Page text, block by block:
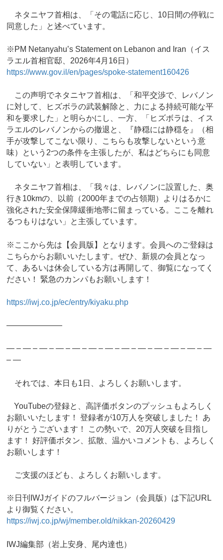
ネタニヤフ首相は、「その電話に応じ、10日間の停戦に
同意した」と述べています。
※PM Netanyahu’s Statement on Lebanon and Iran（イス
ラエル首相官邸、2026年4月16日）
https://www.gov.il/en/pages/spoke-statement160426
この声明でネタニヤフ首相は、「和平交渉で、レバノン
に対して、ヒズボラの武装解除と、力による持続可能な平
和を要求した」と明らかにし、一方、「ヒズボラは、イス
ラエルのレバノンからの撤退と、『静穏には静穏を』（相
手が攻撃してこない限り、こちらも攻撃しないという意
味）という2つの条件を主張したが、私はどちらにも同意
していない」と表明しています。
ネタニヤフ首相は、「我々は、レバノンに設置した、奥
行き10kmの、以前（2000年までの占領期）よりはるかに
強化された安全保障緩衝地帯に留まっている。ここを離れ
るつもりはない」と主張しています。
※ここから先は【会員版】となります。会員へのご登録は
こちらからお願いいたします。ぜひ、新規の会員となっ
て、あるいは休会している方は再開して、御覧になってく
ださい！ 緊急のカンパもお願いします！
https://iwj.co.jp/ec/entry/kiyaku.php
―――――――
― – ― – ― – ― – ― – ― – ― – ― – ― – ― – ― – ― – ―
– ―
それでは、本日も1日、よろしくお願いします。
YouTubeの登録と、高評価ボタンのプッシュもよろしく
お願いいたします！ 登録者が10万人を突破しました！ あ
りがとうございます！ この勢いで、20万人突破を目指し
ます！ 好評価ボタン、拡散、温かいコメントも、よろしく
お願いします！
ご支援のほども、よろしくお願いします。
※日刊IWJガイドのフルバージョン（会員版）は下記URL
より御覧ください。
https://iwj.co.jp/wj/member.old/nikkan-20260429
IWJ編集部（岩上安身、尾内達也）